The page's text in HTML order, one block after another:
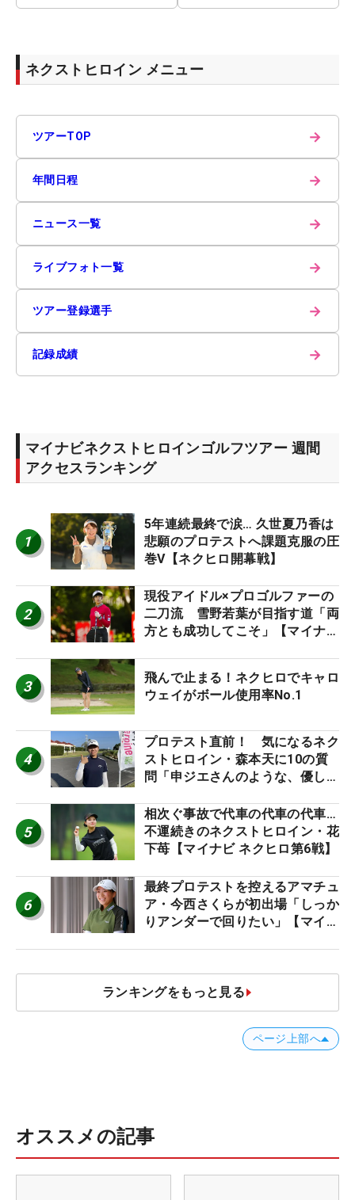
ネクストヒロイン メニュー
ツアーTOP →
年間日程 →
ニュース一覧 →
ライブフォト一覧 →
ツアー登録選手 →
記録成績 →
マイナビネクストヒロインゴルフツアー 週間
アクセスランキング
1
5年連続最終で涙… 久世夏乃香は
悲願のプロテストへ課題克服の圧
巻V【ネクヒロ開幕戦】
2
現役アイドル×プロゴルファーの
二刀流 雪野若葉が目指す道「両
方とも成功してこそ」【マイナビ
3
飛んで止まる！ネクヒロでキャロ
ウェイがボール使用率No.1
4
プロテスト直前！ 気になるネク
ストヒロイン・森本天に10の質
問「申ジエさんのような、優しく
になりたいです」
5
相次ぐ事故で代車の代車の代車…
不運続きのネクストヒロイン・花
下苺【マイナビ ネクヒロ第6戦】
6
最終プロテストを控えるアマチュ
ア・今西さくらが初出場「しっか
りアンダーで回りたい」【マイナ
ランキングをもっと見る
ページ上部へ
オススメの記事